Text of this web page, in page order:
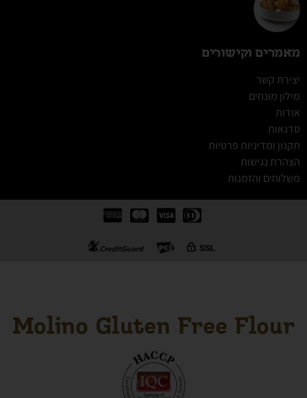
מאמרים וקישורים
יצירת קשר
מילון מונחים
אודות
סדנאות
תקנון ומדיניות פרטיות
הצהרת נגישות
משלוחים והזמנות
Molino Gluten Free Flour